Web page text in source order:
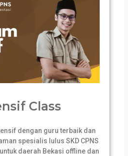
Class
dengan guru terbaik dan
spesialis lulus SKD CPNS
untuk daerah Bekasi offline dan